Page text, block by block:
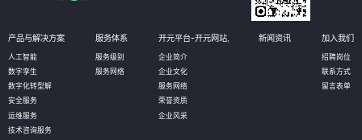
产品与解决方案
人工智能
数字孪生
数字化转型解
安全服务
运维服务
技术咨询服务
服务体系
服务级别
服务网络
开元平台-开元网站,
企业简介
企业文化
服务网络
荣誉资质
企业风采
新闻资讯 加入我们
招聘岗位
联系方式
留言表单